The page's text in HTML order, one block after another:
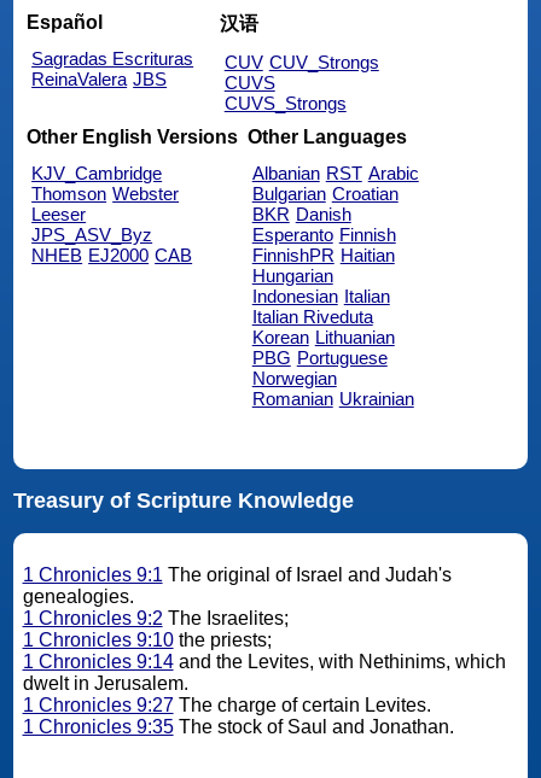
Español
Sagradas Escrituras
ReinaValera JBS
汉语
CUV CUV_Strongs
CUVS
CUVS_Strongs
Other English Versions
KJV_Cambridge
Thomson Webster
Leeser
JPS_ASV_Byz
NHEB EJ2000 CAB
Other Languages
Albanian RST Arabic
Bulgarian Croatian
BKR Danish
Esperanto Finnish
FinnishPR Haitian
Hungarian
Indonesian Italian
Italian Riveduta
Korean Lithuanian
PBG Portuguese
Norwegian
Romanian Ukrainian
Treasury of Scripture Knowledge
1 Chronicles 9:1 The original of Israel and Judah's
genealogies.
1 Chronicles 9:2 The Israelites;
1 Chronicles 9:10the priests;
1 Chronicles 9:14and the Levites, with Nethinims, which
dwelt in Jerusalem.
1 Chronicles 9:27The charge of certain Levites.
1 Chronicles 9:35The stock of Saul and Jonathan.